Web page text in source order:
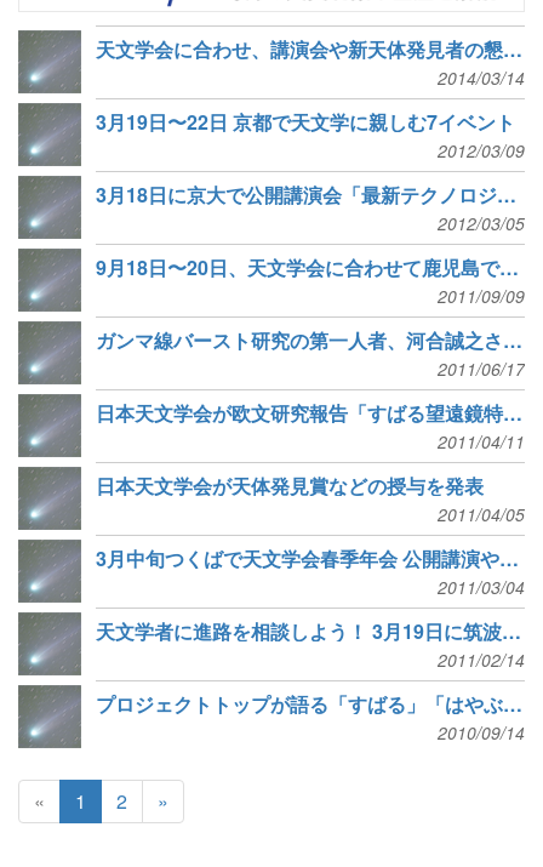
天文学会に合わせ、講演会や新天体発見者の懇親会を開催
2014/03/14
3月19日〜22日 京都で天文学に親しむ7イベント
2012/03/09
3月18日に京大で公開講演会「最新テクノロジー望遠鏡で迫る宇宙」
2012/03/05
9月18日〜20日、天文学会に合わせて鹿児島で講演会やカフェイベント
2011/09/09
ガンマ線バースト研究の第一人者、河合誠之さんが林忠四郎賞受賞
2011/06/17
日本天文学会が欧文研究報告「すばる望遠鏡特集号」を刊行
2011/04/11
日本天文学会が天体発見賞などの授与を発表
2011/04/05
3月中旬つくばで天文学会春季年会 公開講演や有志観望会も
2011/03/04
天文学者に進路を相談しよう！ 3月19日に筑波で説明会
2011/02/14
プロジェクトトップが語る「すばる」「はやぶさ」「イカロス」…25日金沢で講演会
2010/09/14
« 1 2 »